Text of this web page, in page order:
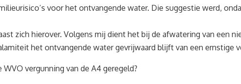
voor het ontvangende water. Die suggestie werd,
zich hierover. Volgens mij dient het bij de afwatering van een
het ontvangende water gevrijwaard blijft van een ernstige
vergunning van de A4 geregeld?